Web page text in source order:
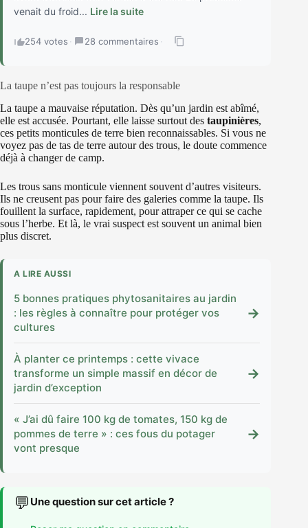
venait du froid... Lire la suite
254 votes · 28 commentaires ·
La taupe n’est pas toujours la responsable
La taupe a mauvaise réputation. Dès qu’un jardin est abîmé,
elle est accusée. Pourtant, elle laisse surtout des taupinières,
ces petits monticules de terre bien reconnaissables. Si vous ne
voyez pas de tas de terre autour des trous, le doute commence
déjà à changer de camp.
Les trous sans monticule viennent souvent d’autres visiteurs.
Ils ne creusent pas pour faire des galeries comme la taupe. Ils
fouillent la surface, rapidement, pour attraper ce qui se cache
sous l’herbe. Et là, le vrai suspect est souvent un animal bien
plus discret.
A LIRE AUSSI
5 bonnes pratiques phytosanitaires au jardin
: les règles à connaître pour protéger vos
cultures
→
À planter ce printemps : cette vivace
transforme un simple massif en décor de
jardin d’exception
→
« J’ai dû faire 100 kg de tomates, 150 kg de
pommes de terre » : ces fous du potager
vont presque
→
💬 Une question sur cet article ?